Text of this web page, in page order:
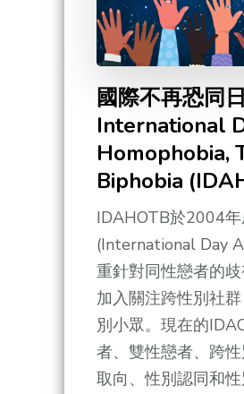
國際不再恐同日
International
Homophobia,
Biphobia
IDAHOTB於2004
(International Day
重針對同性戀者的
加⼊關注跨性別社
別⼩眾。現在的
者、雙性戀者、跨
取向、性別認同和